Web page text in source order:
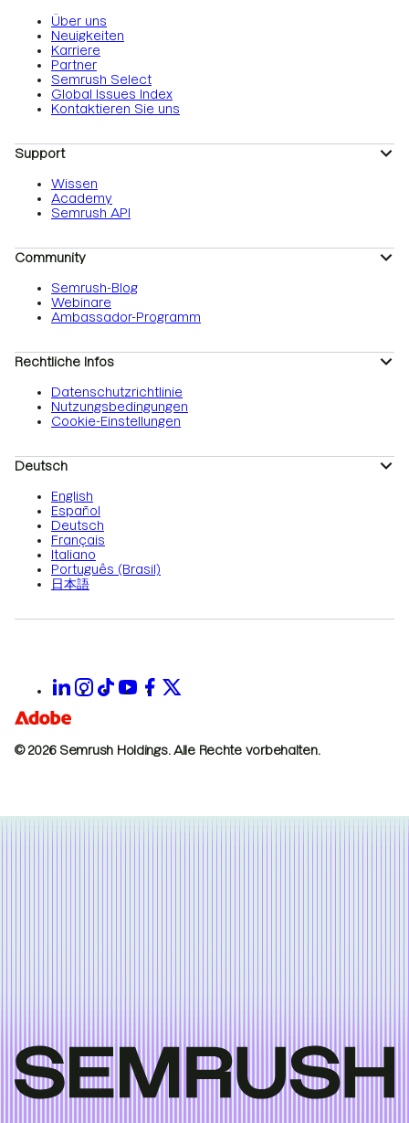
Über uns
Neuigkeiten
Karriere
Partner
Semrush Select
Global Issues Index
Kontaktieren Sie uns
Support
Wissen
Academy
Semrush API
Community
Semrush-Blog
Webinare
Ambassador-Programm
Rechtliche Infos
Datenschutzrichtlinie
Nutzungsbedingungen
Cookie-Einstellungen
Deutsch
English
Español
Deutsch
Français
Italiano
Português (Brasil)
日本語
© 2026 Semrush Holdings. Alle Rechte vorbehalten.